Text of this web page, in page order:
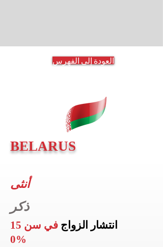
العودة إلى الفهرس
BELARUS
أنثى
ذكر
انتشار الزواج في سن 15
0%